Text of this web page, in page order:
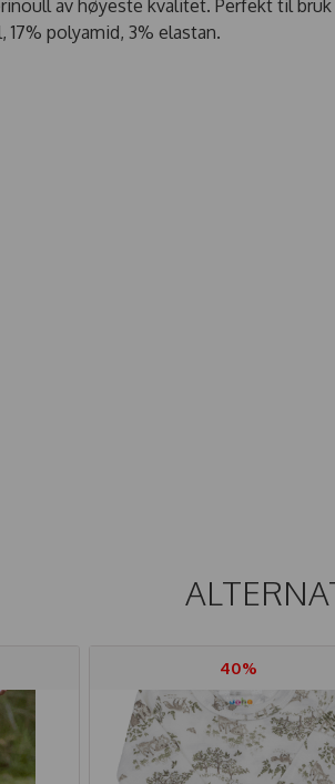
av høyeste kvalitet. Perfekt til
17% polyamid, 3% elastan.
40%